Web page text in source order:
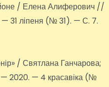
/ Елена Алиферович //
— 31 ліпеня (№ 31). — С. 7.
/ Святлана Ганчарова;
— 2020. — 4 красавіка (№